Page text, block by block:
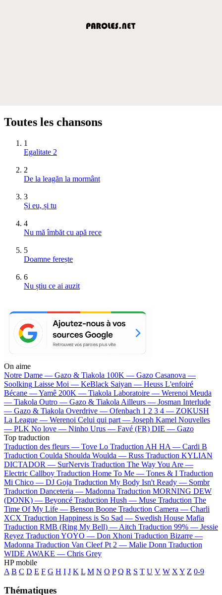
Toutes les chansons
1
Egalitate 2
2
De la leagăn la mormânt
3
Și eu, și tu
4
Nu mă îmbăt cu apă rece
5
Doamne ferește
6
Nu știu ce ai auzit
On aime
Notre Dame — Gazo & Tiakola 100K — Gazo Casanova —
Soolking Laisse Moi — KeBlack Saiyan — Heuss L'enfoiré
Bécane —Yamê 200K — Tiakola Laboratoire — Werenoi Meuda
— Tiakola Outro — Gazo & Tiakola Ailleurs — Josman Interlude
— Gazo & Tiakola Overdrive — Ofenbach 1 2 3 4 — ZOKUSH
La League — Werenoi Celui qui part — Joseph Kamel Nouvelles
— PLK No love — Ninho Urus — Favé (FR) DIE — Gazo
Top traduction
Traduction des fleurs — Tove Lo Traduction AH HA — Cardi B
Traduction Coulda Shoulda Woulda — Russ Traduction KYLIAN
DICTADOR — SurNervis Traduction The Way You Are —
Electric Callboy Traduction Home To Me — Tones & I Traduction
Mi Chico — DJ Goja Traduction My Body Isn't Ready — Sombr
Traduction Danceteria — Madonna Traduction MORNING DEW
(DONK) — Beyoncé Traduction Hush — Muse Traduction The
Time Of My Life — Benson Boone Traduction Camera — Charli
XCX Traduction Happiness is So Sad — Swedish House Mafia
Traduction RMB (Ring My Bell) — Aitch Traduction 99% — Jessie
Reyez Traduction YOYO — Don Xhoni Traduction Bizarre —
Madonna Traduction Van Cleef Pt 2 — Malie Donn Traduction
WIDE AWAKE — Chris Grey
HP mobile
A B C D E F G H I J K L M N O P Q R S T U V W X Y Z 0-9
Thématiques